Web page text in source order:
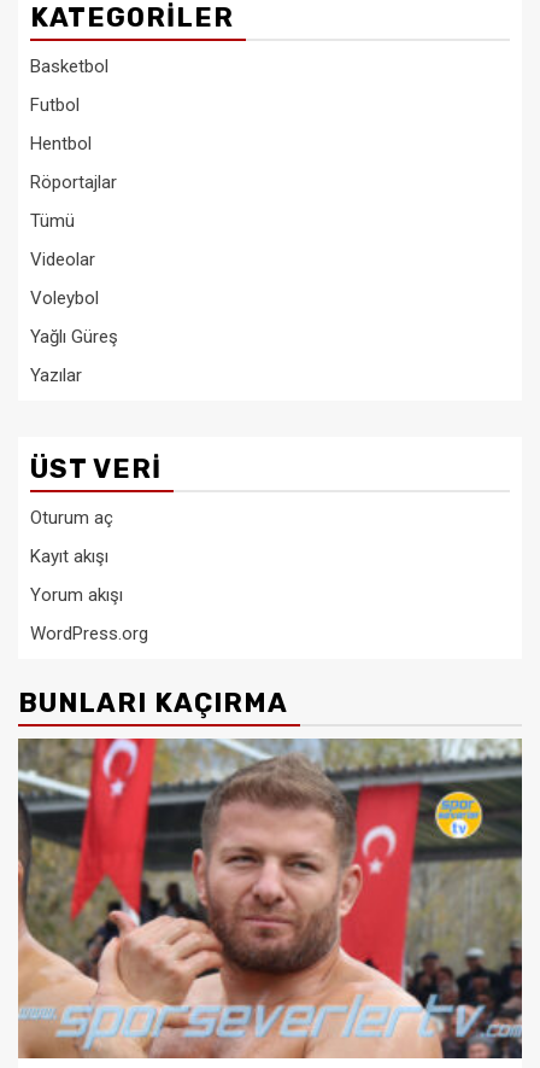
KATEGORILER
Basketbol
Futbol
Hentbol
Röportajlar
Tümü
Videolar
Voleybol
Yağlı Güreş
Yazılar
ÜST VERI
Oturum aç
Kayıt akışı
Yorum akışı
WordPress.org
BUNLARI KAÇIRMA